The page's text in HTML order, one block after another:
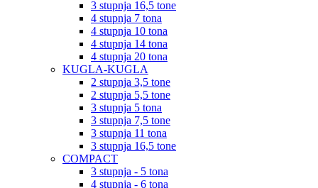
3 stupnja 16,5 tone
4 stupnja 7 tona
4 stupnja 10 tona
4 stupnja 14 tona
4 stupnja 20 tona
KUGLA-KUGLA
2 stupnja 3,5 tone
2 stupnja 5,5 tone
3 stupnja 5 tona
3 stupnja 7,5 tone
3 stupnja 11 tona
3 stupnja 16,5 tone
COMPACT
3 stupnja - 5 tona
4 stupnja - 6 tona